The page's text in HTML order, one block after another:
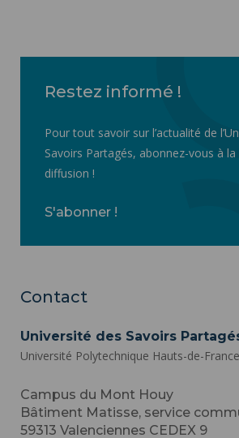
Restez informé !
Pour tout savoir sur l’actualité de
Savoirs Partagés, abonnez-vous à la
diffusion !
S'abonner !
Contact
Université des Savoirs
Université Polytechnique Hauts-de-France
Campus du Mont Houy
Bâtiment Matisse, service
59313 Valenciennes CEDEX 9